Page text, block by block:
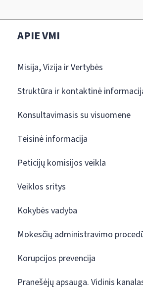
APIE VMI
Misija, Vizija ir Vertybės
Struktūra ir kontaktinė
Konsultavimasis su visuomene
Teisinė informacija
Peticijų komisijos veikla
Veiklos sritys
Kokybės vadyba
Mokesčių administravimo
Korupcijos prevencija
Pranešėjų apsauga. Vidinis